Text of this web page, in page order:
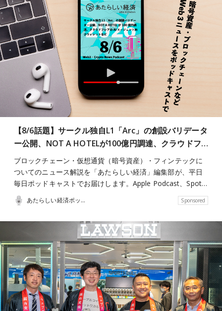
【8/6話題】サークル独自L1「Arc」の創設バリデータ
ー公開、NOT A HOTELが100億円調達、クラウドフ…
ブロックチェーン・仮想通貨（暗号資産）・フィンテックに
ついてのニュース解説を「あたらしい経済」編集部が、平日
毎日ポッドキャストでお届けします。Apple Podcast、Spot…
あたらしい経済ポッドキャスト Sponsored